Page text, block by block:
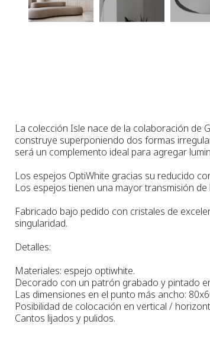
La colección Isle nace de la colaboración de
construye superponiendo dos formas
será un complemento ideal para agregar
Los espejos OptiWhite gracias su reducido
Los espejos tienen una mayor transmisión
Fabricado bajo pedido con cristales de
singularidad.
Detalles:
Materiales: espejo optiwhite.
Decorado con un patrón grabado y pintado
Las dimensiones en el punto más ancho:
Posibilidad de colocación en vertical /
Cantos lijados y pulidos.